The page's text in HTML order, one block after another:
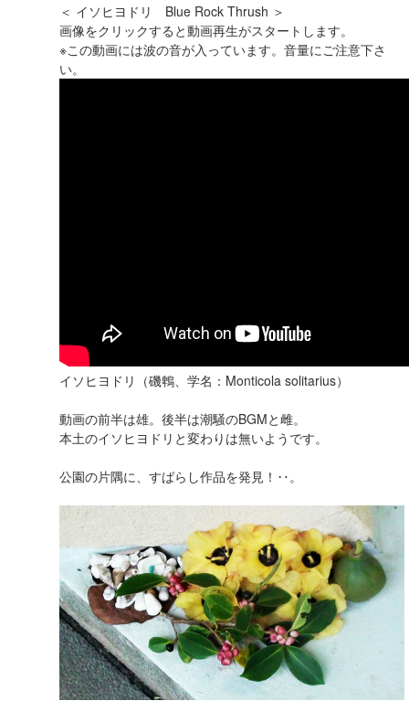
＜ イソヒヨドリ Blue Rock Thrush ＞
画像をクリックすると動画再生がスタートします。
※この動画には波の音が入っています。音量にご注意下さ
い。
イソヒヨドリ（磯鵯、学名：Monticola solitarius）
動画の前半は雄。後半は潮騒のBGMと雌。
本土のイソヒヨドリと変わりは無いようです。
公園の片隅に、すばらし作品を発見！‥。